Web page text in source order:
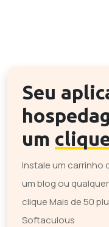
Seu
um
Instale um carrinho
um blog ou
clique Mais de 50
Softaculous